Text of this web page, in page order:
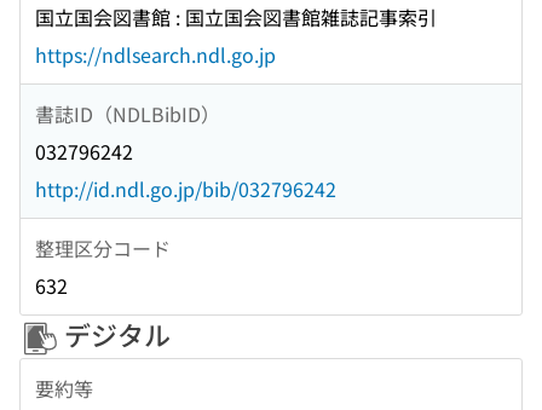
国立国会図書館 : 国立国会図書館雑誌記事索引
https://ndlsearch.ndl.go.jp
書誌ID（NDLBibID）
032796242
http://id.ndl.go.jp/bib/032796242
整理区分コード
632
デジタル
要約等